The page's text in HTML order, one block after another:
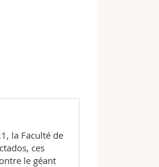
la Faculté de
ces
le géant